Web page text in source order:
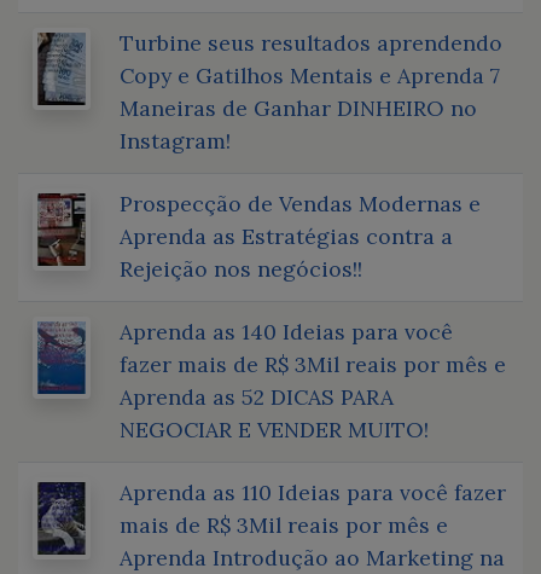
Turbine seus resultados aprendendo
Copy e Gatilhos Mentais e Aprenda 7
Maneiras de Ganhar DINHEIRO no
Instagram!
Prospecção de Vendas Modernas e
Aprenda as Estratégias contra a
Rejeição nos negócios!!
Aprenda as 140 Ideias para você
fazer mais de R$ 3Mil reais por mês e
Aprenda as 52 DICAS PARA
NEGOCIAR E VENDER MUITO!
Aprenda as 110 Ideias para você fazer
mais de R$ 3Mil reais por mês e
Aprenda Introdução ao Marketing na